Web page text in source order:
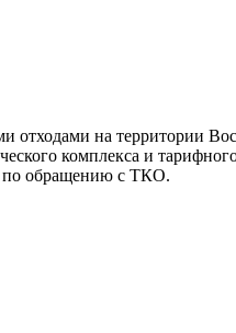
на территории
комплекса и
по обращению с ТКО.